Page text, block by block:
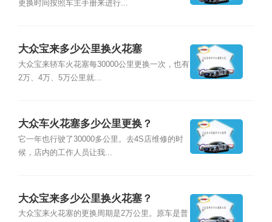
更换时间按照车主手册来进行...
大众宝来多少公里换火花塞
大众宝来轿车火花塞每30000公里更换一次，也有
2万、4万、5万公里就...
大众车火花塞多少公里更换？
它一年也行驶了30000多公里。去4S店维修的时
候，店内的工作人员让我...
大众宝来多少公里换火花塞？
大众宝来火花塞的更换周期是2万公里。原车是普